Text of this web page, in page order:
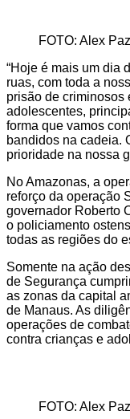
FOTO: Alex
“Hoje é mais um dia
ruas, com toda a
prisão de criminosos
adolescentes,
forma que vamos
bandidos na cadeia.
prioridade na nossa
No Amazonas, a
reforço da operação
governador Roberto
o policiamento
todas as regiões do
Somente na ação
de Segurança
as zonas da capital
de Manaus. As
operações de
contra crianças e
FOTO: Alex